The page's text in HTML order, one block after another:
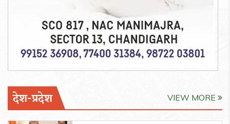
देश-प्रदेश VIEW MORE